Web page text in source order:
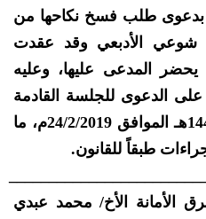
بدعوى طلب فسخ نكاحها من
شوعي الأدبعي وقد عقدت
المدعى عليها، وعليه
الدعوى للجلسة القادمة
يوم 19 جمادى الآخر سنة 1440هـ الموافق 24/2/2019م، ما
طبقاً للقانون.
الأمانة الأخ/ محمد عبدي